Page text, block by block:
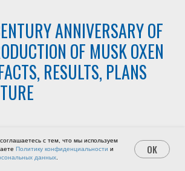
ANNIVERSARY OF
OF MUSK OXEN
RESULTS, PLANS
с тем, что мы используем
Политику конфиденциальности и
данных
OK